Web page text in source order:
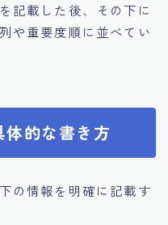
記載した後、その下に
や重要度順に並べてい
的な書き方
の情報を明確に記載す